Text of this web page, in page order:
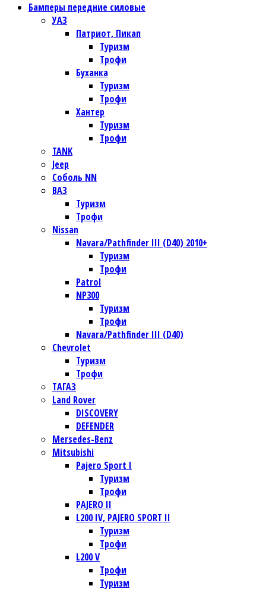
Бамперы передние силовые
УАЗ
Патриот, Пикап
Туризм
Трофи
Буханка
Туризм
Трофи
Хантер
Туризм
Трофи
TANK
Jeep
Соболь NN
ВАЗ
Туризм
Трофи
Nissan
Navara/Pathfinder III (D40) 2010+
Туризм
Трофи
Patrol
NP300
Туризм
Трофи
Navara/Pathfinder III (D40)
Chevrolet
Туризм
Трофи
TАГАЗ
Land Rover
DISCOVERY
DEFENDER
Mersedes-Benz
Mitsubishi
Pajero Sport I
Туризм
Трофи
PAJERO II
L200 IV, PAJERO SPORT II
Туризм
Трофи
L200 V
Трофи
Туризм